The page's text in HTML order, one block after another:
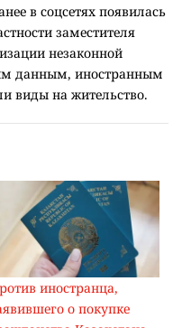
в соцсетях появилась
заместителя
незаконной
данным, иностранным
виды на жительство.
иностранца,
о покупке